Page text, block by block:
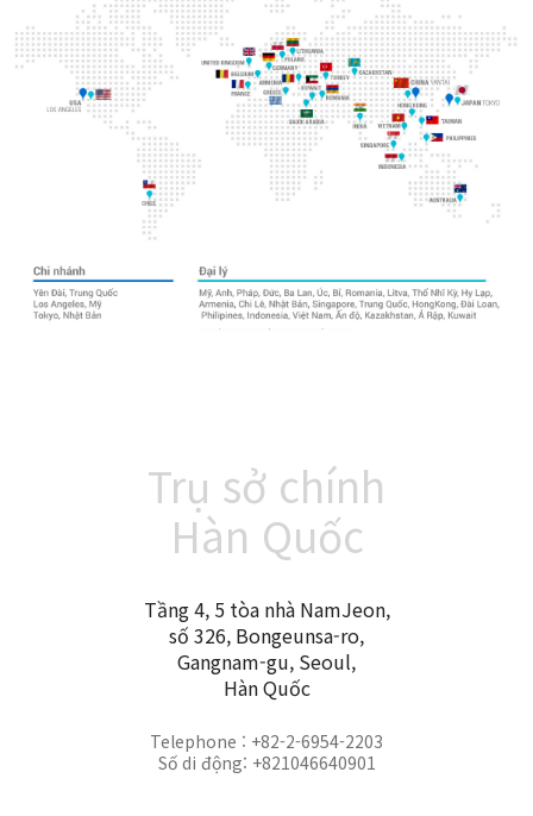
Trụ sở chính
Hàn Quốc
Tầng 4, 5 tòa nhà NamJeon,
số 326, Bongeunsa-ro,
Gangnam-gu, Seoul,
Hàn Quốc
Telephone : +82-2-6954-2203
Số di động: +821046640901